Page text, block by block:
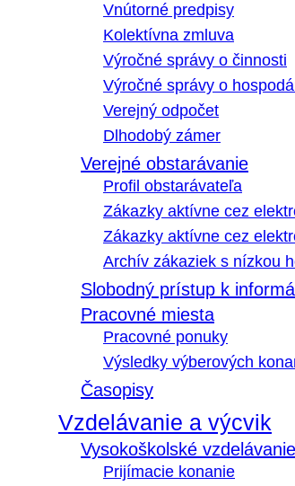
Vnútorné predpisy
Kolektívna zmluva
Výročné správy o činnosti
Výročné správy o
Verejný odpočet
Dlhodobý zámer
Verejné obstarávanie
Profil obstarávateľa
Zákazky aktívne cez
Zákazky aktívne cez
Archív zákaziek s nízkou
Slobodný prístup k
Pracovné miesta
Pracovné ponuky
Výsledky výberových
Časopisy
Vzdelávanie a výcvik
Vysokoškolské vzdelávanie
Prijímacie konanie